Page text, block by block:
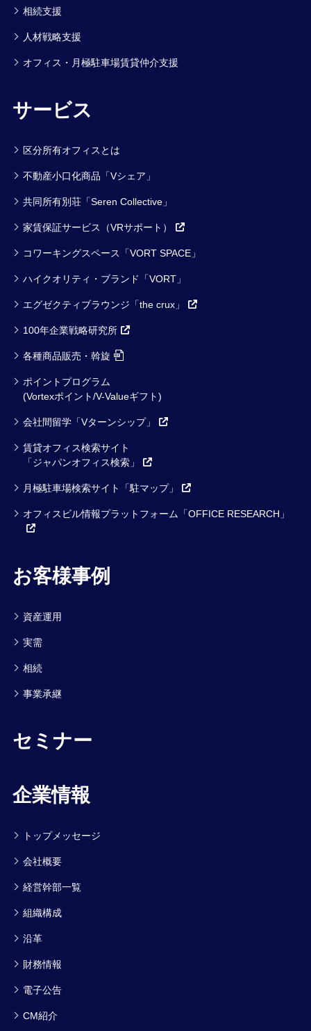
相続支援
人材戦略支援
オフィス・月極駐車場賃貸仲介支援
サービス
区分所有オフィスとは
不動産小口化商品「Vシェア」
共同所有別荘「Seren Collective」
家賃保証サービス（VRサポート）
コワーキングスペース「VORT SPACE」
ハイクオリティ・ブランド「VORT」
エグゼクティブラウンジ「the crux」
100年企業戦略研究所
各種商品販売・斡旋
ポイントプログラム
(Vortexポイント/V-Valueギフト)
会社間留学「Vターンシップ」
賃貸オフィス検索サイト
「ジャパンオフィス検索」
月極駐車場検索サイト「駐マップ」
オフィスビル情報プラットフォーム「OFFICE RESEARCH」
お客様事例
資産運用
実需
相続
事業承継
セミナー
企業情報
トップメッセージ
会社概要
経営幹部一覧
組織構成
沿革
財務情報
電子公告
CM紹介